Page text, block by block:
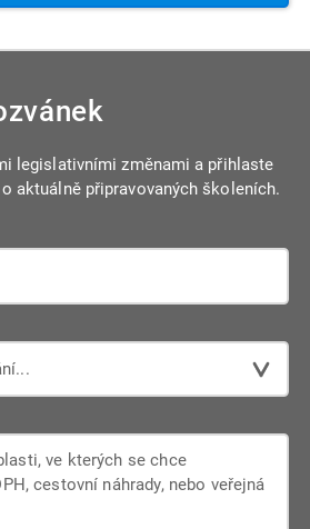
legislativními změnami a přihlaste
aktuálně připravovaných školeních.